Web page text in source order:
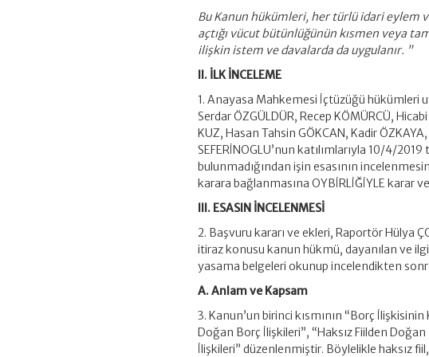
Bu Kanun hükümleri, her türlü idari eylem
açtığı vücut bütünlüğünün kısmen veya
ilişkin istem ve davalarda da uygulanır. ”
II. İLK İNCELEME
1. Anayasa Mahkemesi İçtüzüğü hükümleri
Serdar ÖZGÜLDÜR, Recep KÖMÜRCÜ,
KUZ, Hasan Tahsin GÖKCAN, Kadir
SEFERİNOGLU’nun katılımlarıyla 10/4/
bulunmadığından işin esasının
karara bağlanmasına OYBİRLİĞİYLE karar
III. ESASIN İNCELENMESİ
2. Başvuru kararı ve ekleri, Raportör Hülya
itiraz konusu kanun hükmü, dayanılan ve
yasama belgeleri okunup incelendikten
A. Anlam ve Kapsam
3. Kanun’un birinci kısmının “Borç
Doğan Borç İlişkileri”, “Haksız Fiilden
İlişkileri” düzenlenmiştir. Böylelikle haksız